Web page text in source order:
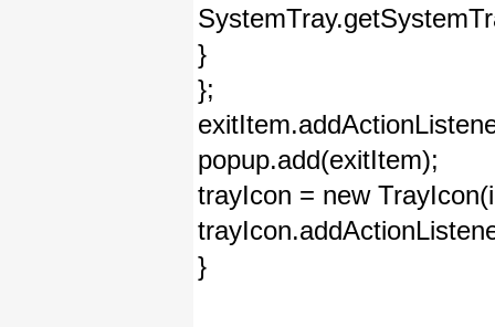
}
};
popup.add(exitItem);
trayIcon = new
}